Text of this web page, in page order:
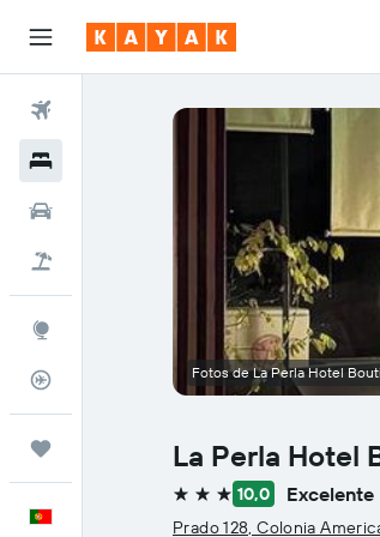
Monitorizador de voos
La Perla Hotel
3 estrelas10,0 Excelente
Prado 128, Colonia
Fotos de La Perla Hotel